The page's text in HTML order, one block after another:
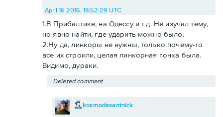
April 16 2016, 18:52:29 UTC
1.В Прибалтике, на Одессу и т.д. Не изучал тему,
но явно найти, где ударить можно было.
2.Ну да, линкоры не нужны, только почему-то
все их строили, целая линкорная гонка была.
Видимо, дураки.
Deleted comment
kosmodesantnick